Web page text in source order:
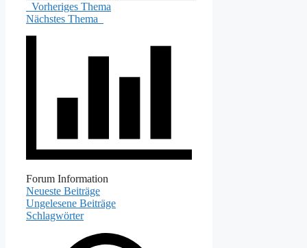
Vorheriges Thema
Nächstes Thema
Forum Information
Neueste Beiträge
Ungelesene Beiträge
Schlagwörter